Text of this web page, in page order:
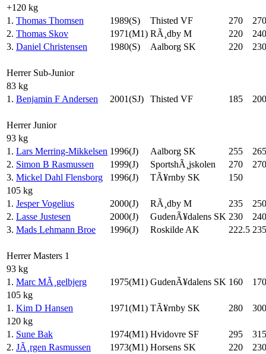
+120 kg
1. Thomas Thomsen 1989(S) Thisted VF 270
270
2. Thomas Skov 1971(M1) RÃ¸dby M 220
240
3. Daniel Christensen 1980(S) Aalborg SK 220 230
Herrer Sub-Junior
83 kg
1. Benjamin F Andersen 2001(SJ) Thisted VF 185 200
Herrer Junior
93 kg
1. Lars Merring-Mikkelsen 1996(J) Aalborg SK 255
265
2. Simon B Rasmussen 1999(J) SportshÃ¸jskolen 270
270
3. Mickel Dahl Flensborg 1996(J) TÃ¥rnby SK
150
105 kg
1. Jesper Vogelius 2000(J) RÃ¸dby M 235
250
2. Lasse Justesen 2000(J) GudenÃ¥dalens SK 230
240
3. Mads Lehmann Broe 1996(J) Roskilde AK 222.5 235
Herrer Masters 1
93 kg
1. Marc MÃ¸gelbjerg 1975(M1) GudenÃ¥dalens SK 160
170
105 kg
1. Kim D Hansen 1971(M1) TÃ¥rnby SK 280
300
120 kg
1. Sune Bak 1974(M1) Hvidovre SF 295
315
2. JÃ¸rgen Rasmussen 1973(M1) Horsens SK 220
230